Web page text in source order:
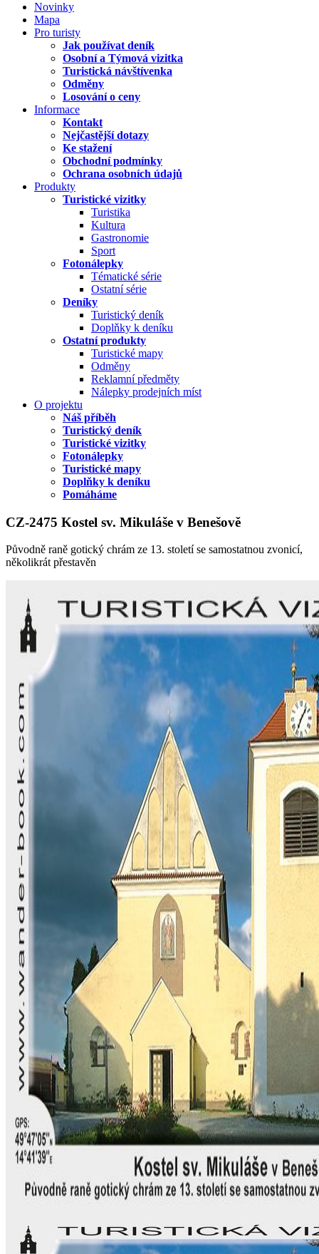
Novinky
Mapa
Pro turisty
Jak používat deník
Osobní a Týmová vizitka
Turistická návštívenka
Odměny
Losování o ceny
Informace
Kontakt
Nejčastější dotazy
Ke stažení
Obchodní podmínky
Ochrana osobních údajů
Produkty
Turistické vizitky
Turistika
Kultura
Gastronomie
Sport
Fotonálepky
Tématické série
Ostatní série
Deníky
Turistický deník
Doplňky k deníku
Ostatní produkty
Turistické mapy
Odměny
Reklamní předměty
Nálepky prodejních míst
O projektu
Náš příběh
Turistický deník
Turistické vizitky
Fotonálepky
Turistické mapy
Doplňky k deníku
Pomáháme
CZ-2475 Kostel sv. Mikuláše v Benešově
Původně raně gotický chrám ze 13. století se samostatnou zvonicí,
několikrát přestavěn